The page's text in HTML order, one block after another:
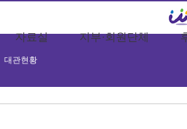
자료실 지부·회원단체
대관현황